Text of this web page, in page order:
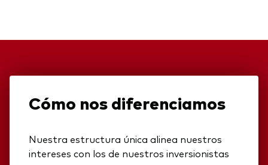
Cómo nos diferenciamos
Nuestra estructura única alinea nuestros
intereses con los de nuestros inversionistas